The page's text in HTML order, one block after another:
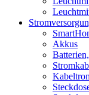
Akkus